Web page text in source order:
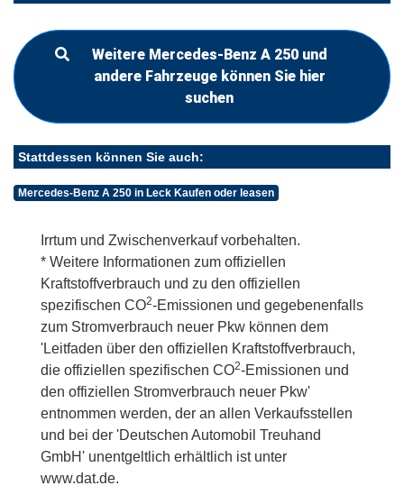
Weitere Mercedes-Benz A 250 und
andere Fahrzeuge können Sie hier
suchen
Stattdessen können Sie auch:
Mercedes-Benz A 250 in Leck Kaufen oder leasen
Irrtum und Zwischenverkauf vorbehalten.
* Weitere Informationen zum offiziellen
Kraftstoffverbrauch und zu den offiziellen
spezifischen CO2-Emissionen und gegebenenfalls
zum Stromverbrauch neuer Pkw können dem
'Leitfaden über den offiziellen Kraftstoffverbrauch,
die offiziellen spezifischen CO2-Emissionen und
den offiziellen Stromverbrauch neuer Pkw'
entnommen werden, der an allen Verkaufsstellen
und bei der 'Deutschen Automobil Treuhand
GmbH' unentgeltlich erhältlich ist unter
www.dat.de.